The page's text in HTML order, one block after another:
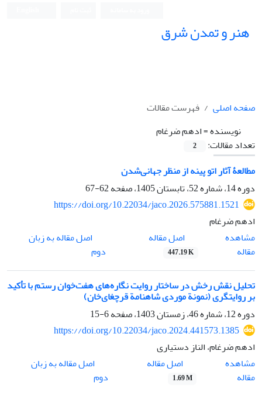
هنر و تمدن شرق
صفحه اصلی
فهرست مقالات
نویسنده =ادهم ضرغام
تعداد مقالات:
2
مطالعۀ‌‌ آثار اتو پینه از منظر جهانی‌‌شدن
دوره 14، شماره 52، تابستان 1405، صفحه
62-67
https://doi.org/10.22034/jaco.2026.575881.1521
ادهم ضرغام
مشاهده
مقاله
اصل مقاله
447.19 K
اصل مقاله به زبان
دوم
تحلیل نقش رخش د‌ر ساختار روایت نگاره‌های هفت‌خوان رستم با تأکید‌
بر روایتگری (نمونة مورد‌ی شاهنامة قرچغای‌خان)
دوره 12، شماره 46، زمستان 1403، صفحه
6-15
https://doi.org/10.22034/jaco.2024.441573.1385
ادهم ضرغام، الناز دستیاری
مشاهده
مقاله
اصل مقاله
1.69 M
اصل مقاله به زبان
دوم